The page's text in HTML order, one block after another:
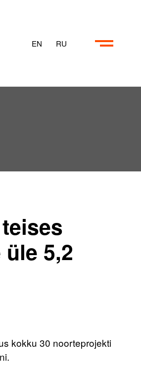
EN RU
5,2
kokku 30 noorteprojekti